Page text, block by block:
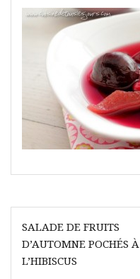
Navigation
de
l’article
SALADE DE FRUITS
D’AUTOMNE POCHÉS À
L’HIBISCUS